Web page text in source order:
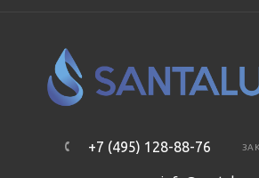
+7 (495) 128-88-76